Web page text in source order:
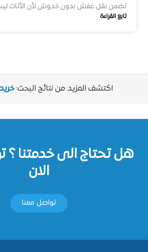
تضمن نقل عفش بدون خدوش لأن الأثاث
تابع القراءة
اكتشف المزيد من نتائج البحث:
هل تحتاج الى خدمتنا ؟
الان
تواصل معنا